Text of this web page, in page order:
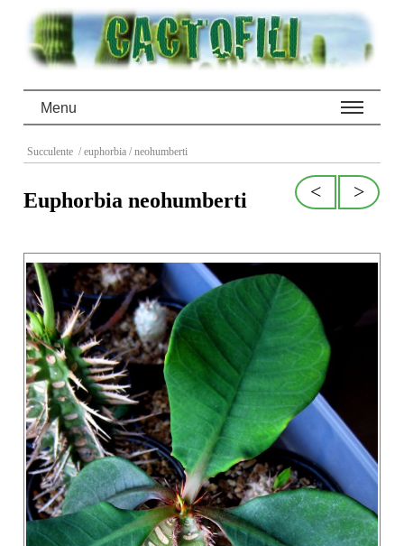
Menu
Succulente / euphorbia / neohumberti
>
<
Euphorbia neohumberti